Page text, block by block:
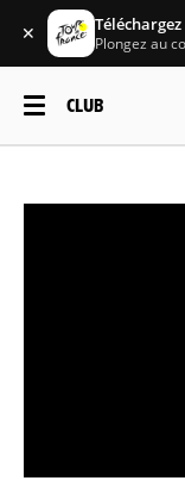
✕ Plongez au
CLUB